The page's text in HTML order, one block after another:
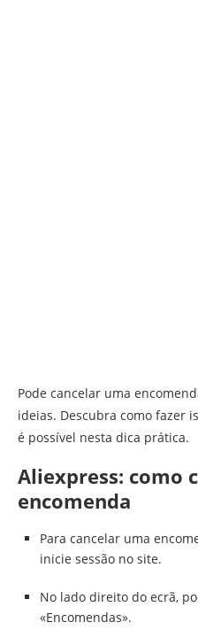
Pode cancelar uma
ideias. Descubra como fazer
é possível nesta dica prática.
Aliexpress: como
encomenda
Para cancelar uma
inicie sessão no site.
No lado direito do ecrã,
«Encomendas».